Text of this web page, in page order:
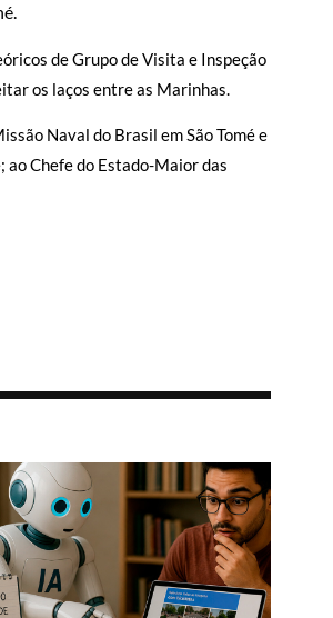
de Grupo de Visita e Inspeção
os laços entre as Marinhas.
Naval do Brasil em São Tomé e
ao Chefe do Estado-Maior das